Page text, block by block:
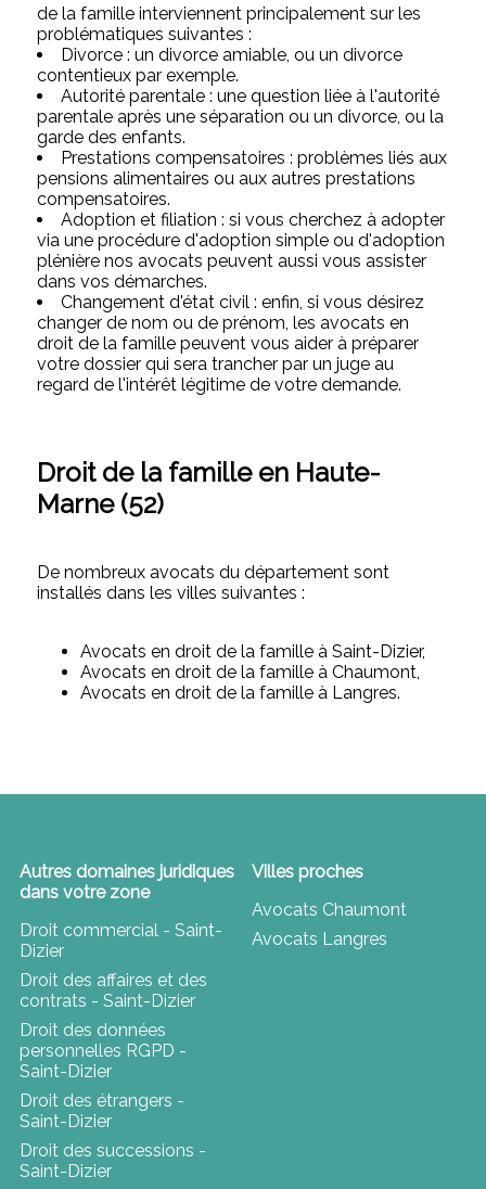
de la famille interviennent principalement sur les
problématiques suivantes :
Divorce : un divorce amiable, ou un divorce
contentieux par exemple.
Autorité parentale : une question liée à l'autorité
parentale après une séparation ou un divorce, ou la
garde des enfants.
Prestations compensatoires : problèmes liés aux
pensions alimentaires ou aux autres prestations
compensatoires.
Adoption et filiation : si vous cherchez à adopter
via une procédure d'adoption simple ou d'adoption
plénière nos avocats peuvent aussi vous assister
dans vos démarches.
Changement d'état civil : enfin, si vous désirez
changer de nom ou de prénom, les avocats en
droit de la famille peuvent vous aider à préparer
votre dossier qui sera trancher par un juge au
regard de l'intérêt légitime de votre demande.
Droit de la famille en Haute-
Marne (52)
De nombreux avocats du département sont
installés dans les villes suivantes :
Avocats en droit de la famille à Saint-Dizier,
Avocats en droit de la famille à Chaumont,
Avocats en droit de la famille à Langres.
Autres domaines juridiques
dans votre zone
Droit commercial - Saint-
Dizier
Droit des affaires et des
contrats - Saint-Dizier
Droit des données
personnelles RGPD -
Saint-Dizier
Droit des étrangers -
Saint-Dizier
Droit des successions -
Saint-Dizier
Villes proches
Avocats Chaumont
Avocats Langres